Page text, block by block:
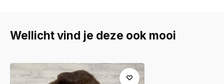
Wellicht vind je deze ook mooi